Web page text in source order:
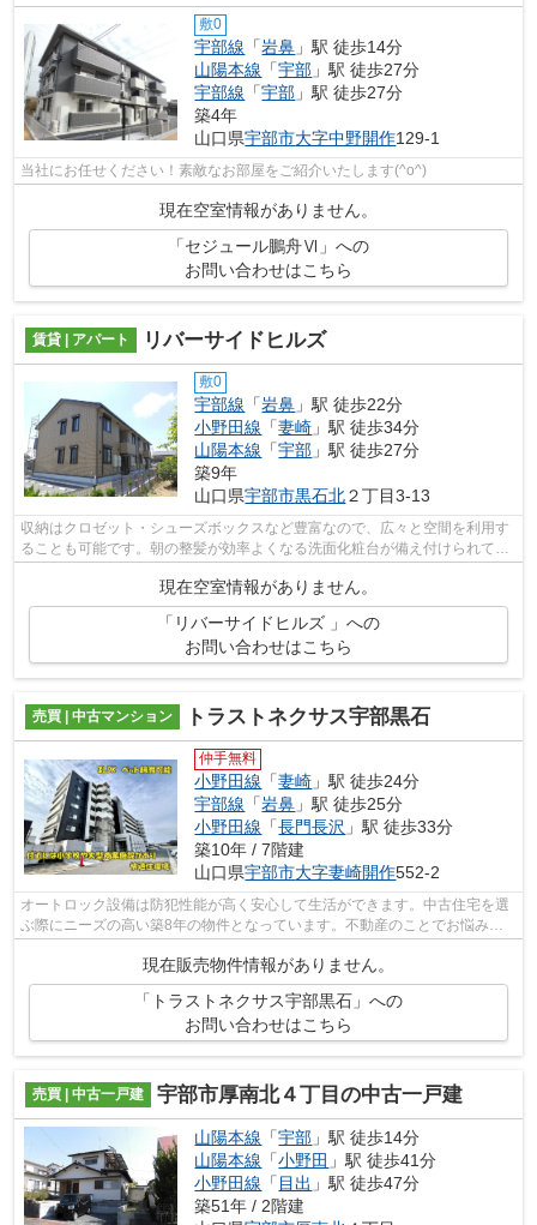
敷0
宇部線 「岩鼻 」駅 徒歩14分
山陽本線 「宇部 」駅 徒歩27分
宇部線 「宇部 」駅 徒歩27分
築4年
山口県宇部市大字中野開作129-1
当社にお任せください！素敵なお部屋をご紹介いたします(^o^)
現在空室情報がありません。
「セジュール鵬舟Ⅵ」への
お問い合わせはこちら
賃貸 | アパート リバーサイドヒルズ
敷0
宇部線 「岩鼻 」駅 徒歩22分
小野田線 「妻崎 」駅 徒歩34分
山陽本線 「宇部 」駅 徒歩27分
築9年
山口県宇部市黒石北２丁目3-13
収納はクロゼット・シューズボックスなど豊富なので、広々と空間を利用す
ることも可能です。朝の整髪が効率よくなる洗面化粧台が備え付けられてい
ます。こちらは月々の家賃が5.85万円...
現在空室情報がありません。
「リバーサイドヒルズ 」への
お問い合わせはこちら
売買 | 中古マンション トラストネクサス宇部黒石
仲手無料
小野田線 「妻崎 」駅 徒歩24分
宇部線 「岩鼻 」駅 徒歩25分
小野田線 「長門長沢 」駅 徒歩33分
築10年 / 7階建
山口県宇部市大字妻崎開作552-2
オートロック設備は防犯性能が高く安心して生活ができます。中古住宅を選
ぶ際にニーズの高い築8年の物件となっています。不動産のことでお悩みな
現在販売物件情報がありません。
「トラストネクサス宇部黒石」への
お問い合わせはこちら
売買 | 中古一戸建 宇部市厚南北４丁目の中古一戸建
山陽本線 「宇部 」駅 徒歩14分
山陽本線 「小野田 」駅 徒歩41分
小野田線 「 目出 」駅 徒歩47分
築51年 / 2階建